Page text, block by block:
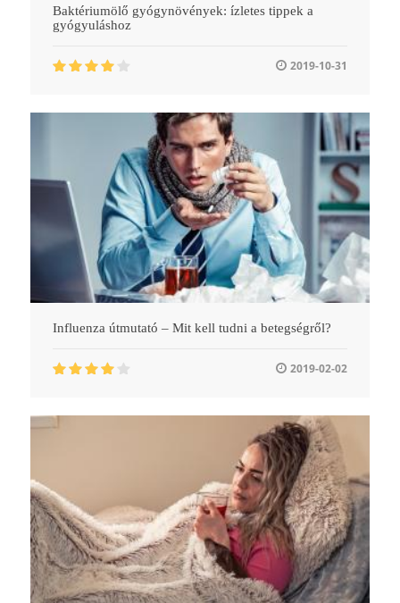
Baktériumölő gyógynövények: ízletes tippek a
gyógyuláshoz
2019-10-31
Influenza útmutató – Mit kell tudni a betegségről?
2019-02-02